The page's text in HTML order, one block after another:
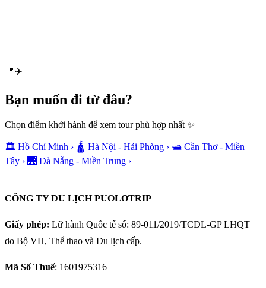
📍✈️
Bạn muốn đi từ đâu?
Chọn điểm khởi hành để xem tour phù hợp nhất ✨
🏛️ Hồ Chí Minh › 🛕 Hà Nội - Hải Phòng › 🛥️ Cần Thơ - Miền
Tây › 🌉 Đà Nẵng - Miền Trung ›
CÔNG TY DU LỊCH PUOLOTRIP
Giấy phép: Lữ hành Quốc tế số: 89-011/2019/TCDL-GP LHQT
do Bộ VH, Thể thao và Du lịch cấp.
Mã Số Thuế: 1601975316